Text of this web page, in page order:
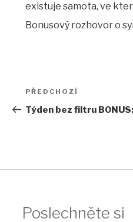
existuje samota, ve
Bonusový rozhovor o
Navigace
pro
Předchozí
příspěvek
PŘEDCHOZÍ
Týden bez filtru
Poslechněte si